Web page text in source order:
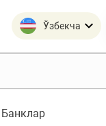
Ўзбекча
Банклар